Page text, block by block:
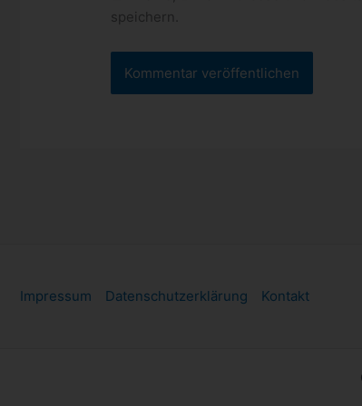
speichern.
Impressum Datenschutzerklärung Kontakt